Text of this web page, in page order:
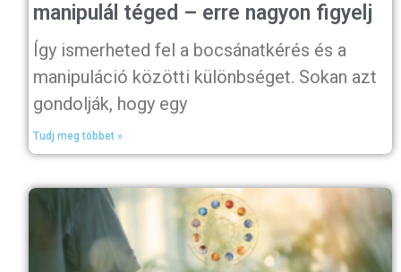
manipulál téged – erre nagyon figyelj
Így ismerheted fel a bocsánatkérés és a
manipuláció közötti különbséget. Sokan azt
gondolják, hogy egy
Tudj meg többet »